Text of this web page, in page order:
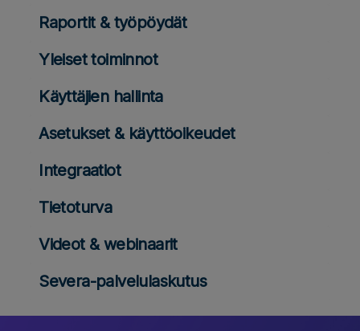
Raportit & työpöydät
Yleiset toiminnot
Käyttäjien hallinta
Asetukset & käyttöoikeudet
Integraatiot
Tietoturva
Videot & webinaarit
Severa-palvelulaskutus